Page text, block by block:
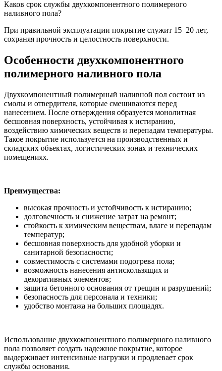
Каков срок службы двухкомпонентного полимерного
наливного пола?
При правильной эксплуатации покрытие служит 15–20 лет,
сохраняя прочность и целостность поверхности.
Особенности двухкомпонентного
полимерного наливного пола
Двухкомпонентный полимерный наливной пол состоит из
смолы и отвердителя, которые смешиваются перед
нанесением. После отверждения образуется монолитная
бесшовная поверхность, устойчивая к истиранию,
воздействию химических веществ и перепадам температуры.
Такое покрытие используется на производственных и
складских объектах, логистических зонах и технических
помещениях.
Преимущества:
высокая прочность и устойчивость к истиранию;
долговечность и снижение затрат на ремонт;
стойкость к химическим веществам, влаге и перепадам
температур;
бесшовная поверхность для удобной уборки и
санитарной безопасности;
совместимость с системами подогрева пола;
возможность нанесения антискользящих и
декоративных элементов;
защита бетонного основания от трещин и разрушений;
безопасность для персонала и техники;
удобство монтажа на больших площадях.
Использование двухкомпонентного полимерного наливного
пола позволяет создать надежное покрытие, которое
выдерживает интенсивные нагрузки и продлевает срок
службы основания.